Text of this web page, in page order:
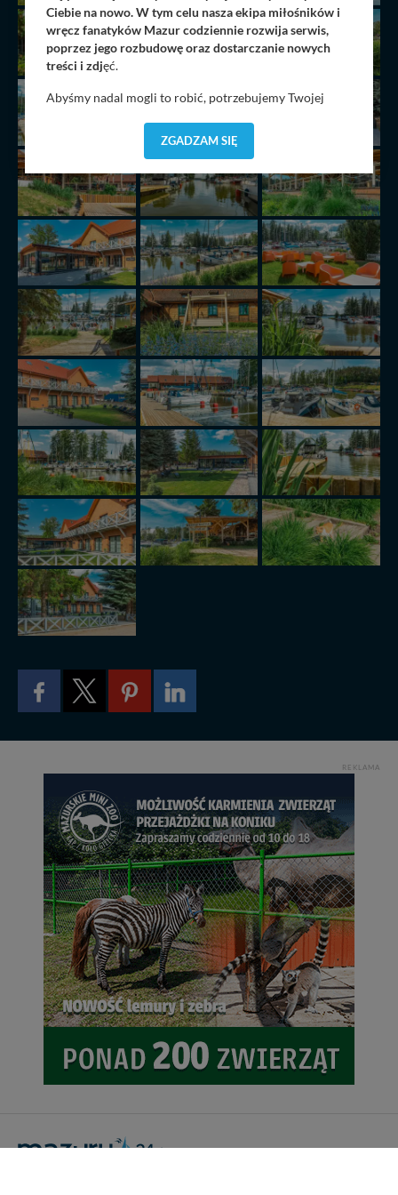
REKLAMA
Ciebie na nowo. W tym celu nasza ekipa miłośników i
wręcz fanatyków Mazur codziennie rozwija serwis,
poprzez jego rozbudowę oraz dostarczanie nowych
treści i zdjęć.
Abyśmy nadal mogli to robić, potrzebujemy Twojej
dostosować do Twoich preferencji. Twoje dane (w tym
pliki cookies) będą zapisywane w celu usprawnienia
wyszukania, ulubione miejsca, logowania, itp).
Bezpieczeństwo Twoich danych jest dla nas
priorytetowe, bez poinformowania Ciebie nie będziemy
zmieniać zakresu naszych uprawnień. Twoje dane są u
nas bezpieczne, jeśli masz wątpliwości co do naszych
intencji, zawsze możesz wycofać swoją zgodę. Więcej
informacji uzyskach w naszejPolityce Prywatności.
Klikając znak X lub przycisk PRZEJDŹ DO SERWISU
wyrażasz zgodę na przetwarzanie Twoich danych.
Nasz serwis nie wykorzystuje oraz nie udostępnia
Twoich danych innym podmiotom oraz osobom
trzecim. Wyjątkiem jest sytuacja, gdy przekazanie
Twoich danych jest elementem usługi (przekazanie
danych z formularza kontaktowego, przekazanie danych
w przypadku rezerwacji usług typu: nocleg, czartery,
itp). Więcej informacji o zasadach i funkcjonalności
serwisu wRegulaminie Serwisu.
Administratorem Twoich danych jest: Agencja
Reklamowa Kreacja Monika Borkowska, z siedzibą ul.
Wiejska 17, 11-500 Giżycko. Możesz z nami
skontaktować się za pośrednictwem tej
W każdej chwili możesz: zażądać dostępu do swoich
danych, zażądać ich poprawienia lub usunięcia,
zabronić ich przetwarzania. Pamiętaj jednak, że nie
praw w odniesieniu do informacji zawartych w plikach
cookies. Twoja przeglądarka umożliwia Ci skasowanie
tych plików - w pewnych przypadkach nie możemy tego
nowo...
ZGADZAM SIĘ